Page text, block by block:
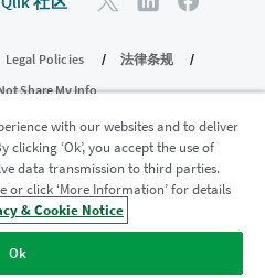
Legal Policies
法律条规
Share My Info
AB。保留所有权利。
，同时不损害您宝贵的
with our websites and to deliver
‘Ok’, you accept the use of
data transmission to third parties.
or click ‘More Information’ for details
& Cookie Notice
Ok